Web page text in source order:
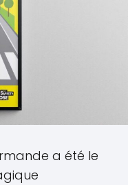
a été le